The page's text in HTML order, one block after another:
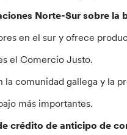
Norte-Sur sobre la
en el sur y ofrece
el Comercio Justo.
comunidad gallega y la
más importantes.
crédito de anticipo de